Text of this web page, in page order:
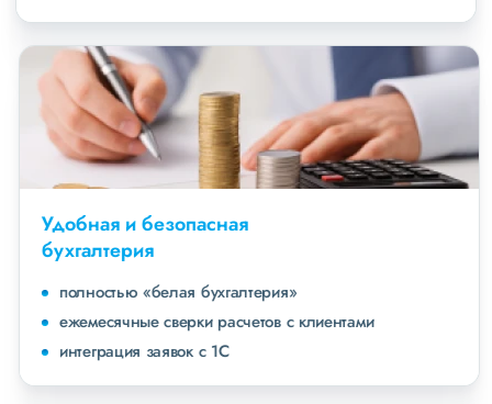
Удобная и безопасная
бухгалтерия
полностью «белая бухгалтерия»
ежемесячные сверки расчетов с клиентами
интеграция заявок с 1С